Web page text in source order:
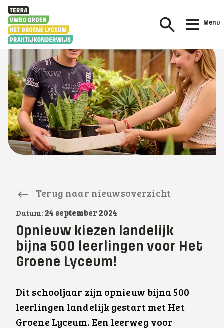
Menu
Terug naar nieuwsoverzicht
Datum: 24 september 2024
Opnieuw kiezen landelijk
bijna 500 leerlingen voor Het
Groene Lyceum!
Dit schooljaar zijn opnieuw bijna 500
leerlingen landelijk gestart met Het
Groene Lyceum. Een leerweg voor